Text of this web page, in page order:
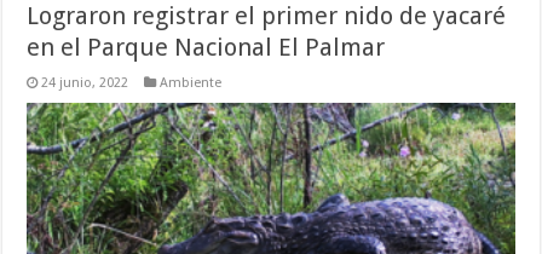
Lograron registrar el primer nido de yacaré
en el Parque Nacional El Palmar
24 junio, 2022 Ambiente